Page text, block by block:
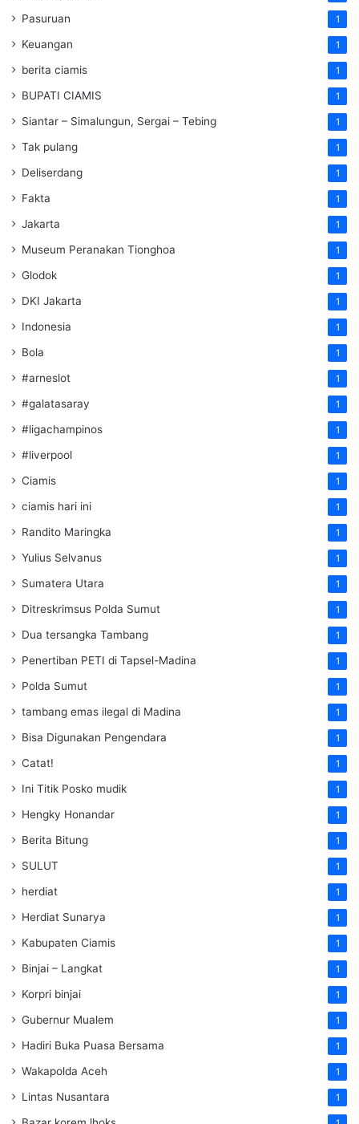
Pasuruan 1
Keuangan 1
berita ciamis 1
BUPATI CIAMIS 1
Siantar – Simalungun, Sergai – Tebing 1
Tak pulang 1
Deliserdang 1
Fakta 1
Jakarta 1
Museum Peranakan Tionghoa 1
Glodok 1
DKI Jakarta 1
Indonesia 1
Bola 1
#arneslot 1
#galatasaray 1
#ligachampinos 1
#liverpool 1
Ciamis 1
ciamis hari ini 1
Randito Maringka 1
Yulius Selvanus 1
Sumatera Utara 1
Ditreskrimsus Polda Sumut 1
Dua tersangka Tambang 1
Penertiban PETI di Tapsel-Madina 1
Polda Sumut 1
tambang emas ilegal di Madina 1
Bisa Digunakan Pengendara 1
Catat! 1
Ini Titik Posko mudik 1
Hengky Honandar 1
Berita Bitung 1
SULUT 1
herdiat 1
Herdiat Sunarya 1
Kabupaten Ciamis 1
Binjai – Langkat 1
Korpri binjai 1
Gubernur Mualem 1
Hadiri Buka Puasa Bersama 1
Wakapolda Aceh 1
Lintas Nusantara 1